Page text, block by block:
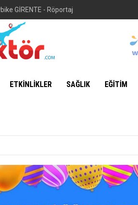
GİRENTE - Röportaj
ETKİNLİKLER SAĞLIK EĞİTİM